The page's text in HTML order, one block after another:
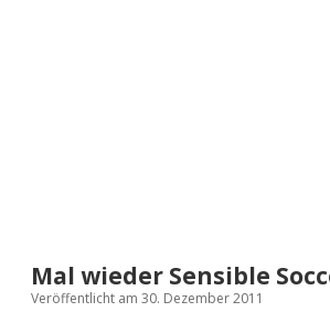
Mal wieder Sensible
Veröffentlicht am 30. Dezember 2011